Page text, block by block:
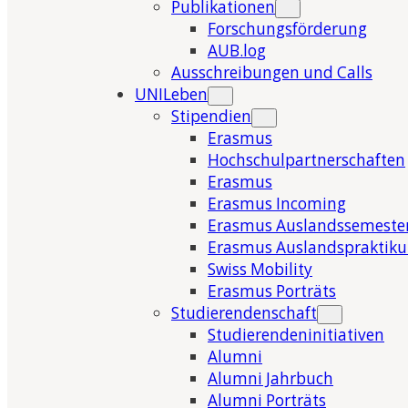
Publikationen
Forschungsförderung
AUB.log
Ausschreibungen und Calls
UNILeben
Stipendien
Erasmus
Hochschulpartnerschaften
Erasmus
Erasmus Incoming
Erasmus
Erasmus
Swiss Mobility
Erasmus Porträts
Studierendenschaft
Studierendeninitiativen
Alumni
Alumni Jahrbuch
Alumni Porträts